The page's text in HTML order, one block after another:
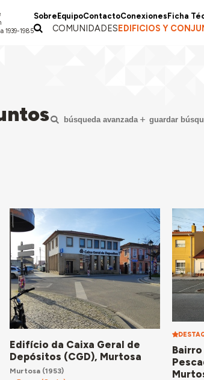
1939-1985
Sobre EquipoContactoConexiones Ficha
COMUNIDADESEDIFICIOS Y
búsqueda avanzada guardar
Edifício da Caixa Geral de
Depósitos (CGD), Murtosa
Murtosa(1953)